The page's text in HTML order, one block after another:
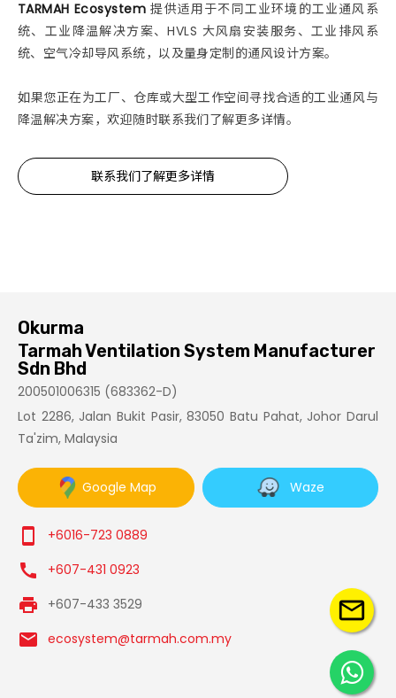
TARMAH Ecosystem 提供适用于不同工业环境的工业通风系
统、工业降温解决方案、HVLS 大风扇安装服务、工业排风系
统、空气冷却导风系统，以及量身定制的通风设计方案。
如果您正在为工厂、仓库或大型工作空间寻找合适的工业通风与
降温解决方案，欢迎随时联系我们了解更多详情。
联系我们了解更多详情
Okurma
Tarmah Ventilation System Manufacturer
Sdn Bhd
200501006315 (683362-D)
Lot 2286, Jalan Bukit Pasir, 83050 Batu Pahat, Johor Darul
Ta'zim, Malaysia
Google Map Waze
smartphone +6016-723 0889
call +607-431 0923
print +607-433 3529
email ecosystem@tarmah.com.my
mail_outline